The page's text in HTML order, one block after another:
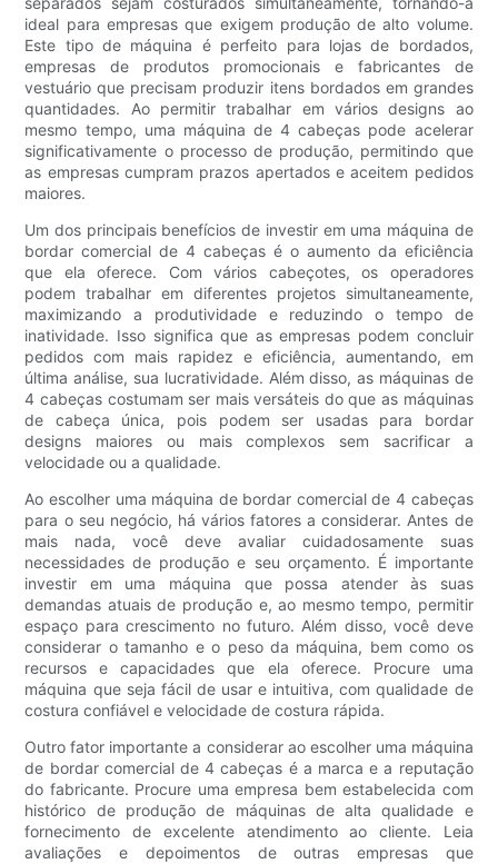
ideal para empresas que exigem produção de alto volume.
Este tipo de máquina é perfeito para lojas de bordados,
empresas de produtos promocionais e fabricantes de
vestuário que precisam produzir itens bordados em grandes
quantidades. Ao permitir trabalhar em vários designs ao
mesmo tempo, uma máquina de 4 cabeças pode acelerar
significativamente o processo de produção, permitindo que
as empresas cumpram prazos apertados e aceitem pedidos
maiores.
Um dos principais benefícios de investir em uma máquina de
bordar comercial de 4 cabeças é o aumento da eficiência
que ela oferece. Com vários cabeçotes, os operadores
podem trabalhar em diferentes projetos simultaneamente,
maximizando a produtividade e reduzindo o tempo de
inatividade. Isso significa que as empresas podem concluir
pedidos com mais rapidez e eficiência, aumentando, em
última análise, sua lucratividade. Além disso, as máquinas de
4 cabeças costumam ser mais versáteis do que as máquinas
de cabeça única, pois podem ser usadas para bordar
designs maiores ou mais complexos sem sacrificar a
velocidade ou a qualidade.
Ao escolher uma máquina de bordar comercial de 4 cabeças
para o seu negócio, há vários fatores a considerar. Antes de
mais nada, você deve avaliar cuidadosamente suas
necessidades de produção e seu orçamento. É importante
investir em uma máquina que possa atender às suas
demandas atuais de produção e, ao mesmo tempo, permitir
espaço para crescimento no futuro. Além disso, você deve
considerar o tamanho e o peso da máquina, bem como os
recursos e capacidades que ela oferece. Procure uma
máquina que seja fácil de usar e intuitiva, com qualidade de
costura confiável e velocidade de costura rápida.
Outro fator importante a considerar ao escolher uma máquina
de bordar comercial de 4 cabeças é a marca e a reputação
do fabricante. Procure uma empresa bem estabelecida com
histórico de produção de máquinas de alta qualidade e
fornecimento de excelente atendimento ao cliente. Leia
avaliações e depoimentos de outras empresas que